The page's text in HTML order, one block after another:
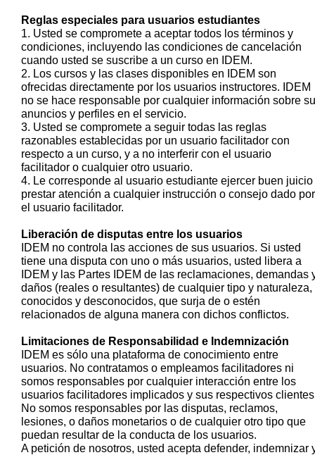
Reglas especiales para usuarios estudiantes
1. Usted se compromete a aceptar todos los términos y
condiciones, incluyendo las condiciones de cancelación
cuando usted se suscribe a un curso en IDEM.
2. Los cursos y las clases disponibles en IDEM son
ofrecidas directamente por los usuarios instructores. IDEM
no se hace responsable por cualquier información sobre
anuncios y perfiles en el servicio.
3. Usted se compromete a seguir todas las reglas
razonables establecidas por un usuario facilitador con
respecto a un curso, y a no interferir con el usuario
facilitador o cualquier otro usuario.
4. Le corresponde al usuario estudiante ejercer buen juicio
prestar atención a cualquier instrucción o consejo dado por
el usuario facilitador.
Liberación de disputas entre los usuarios
IDEM no controla las acciones de sus usuarios. Si usted
tiene una disputa con uno o más usuarios, usted libera a
IDEM y las Partes IDEM de las reclamaciones, demandas
daños (reales o resultantes) de cualquier tipo y naturaleza,
conocidos y desconocidos, que surja de o estén
relacionados de alguna manera con dichos conflictos.
Limitaciones de Responsabilidad e Indemnización
IDEM es sólo una plataforma de conocimiento entre
usuarios. No contratamos o empleamos facilitadores ni
somos responsables por cualquier interacción entre los
usuarios facilitadores implicados y sus respectivos
No somos responsables por las disputas, reclamos,
lesiones, o daños monetarios o de cualquier otro tipo que
puedan resultar de la conducta de los usuarios.
A petición de nosotros, usted acepta defender, indemnizar